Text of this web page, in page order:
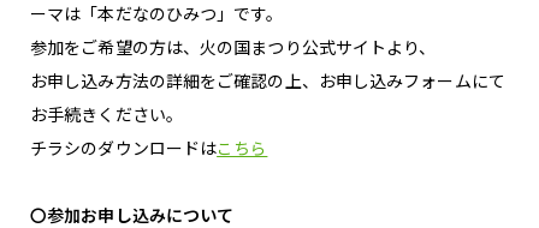
ーマは「本だなのひみつ」です。
参加をご希望の方は、火の国まつり公式サイトより、
お申し込み方法の詳細をご確認の上、お申し込みフォームにて
お手続きください。
チラシのダウンロードはこちら
〇参加お申し込みについて